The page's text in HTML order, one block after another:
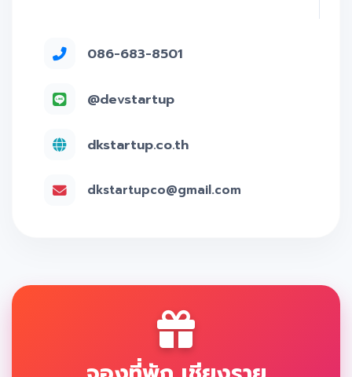
086-683-8501
@devstartup
dkstartup.co.th
dkstartupco@gmail.com